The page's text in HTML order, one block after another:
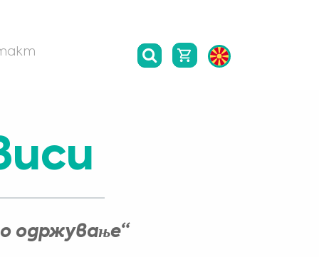
одржување“